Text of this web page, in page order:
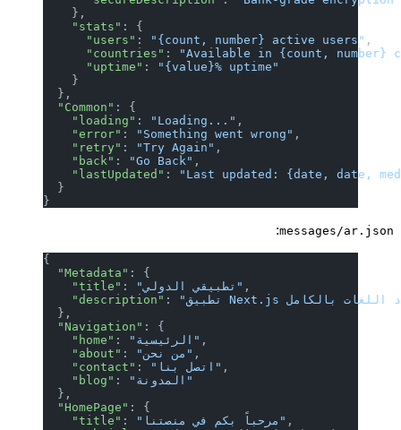
    },
    "stats"
: {
      "users"
: "{count, number} active users"
      "countries"
: "Available in {count, number}
      "uptime"
: "{value}% uptime"
    }
  },
  "Common"
: {
    "loading"
: "Loading..."
    "error"
: "Something went wrong"
    "retry"
: "Try Again"
    "back"
: "Go Back"
    "lastUpdated"
: "Last updated: {date, date,
  }
messages/ar.json
:
  "Metadata"
: {
    "title"
: "تطبيقي الدولي"
    "description"
:
  },
  "Navigation"
: {
    "home"
: "الرئيسية"
    "about"
: "من نحن"
    "contact"
: "اتصل بنا"
    "blog"
:
  },
  "HomePage"
: {
    "title"
: "مرحباً بكم في منصتنا"